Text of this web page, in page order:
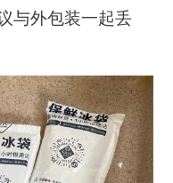
与外包装一起丢